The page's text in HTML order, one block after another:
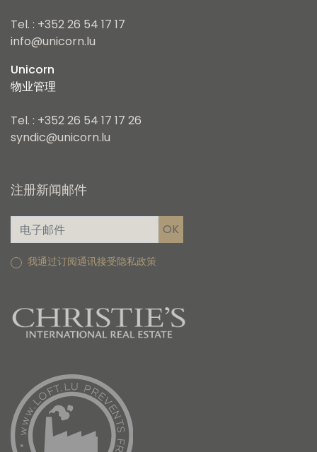
Tel. : +352 26 54 17 17
info@unicorn.lu
Unicorn
物业管理
Tel. : +352 26 54 17 17 26
syndic@unicorn.lu
注册新闻邮件
我通过订阅通讯接受隐私政策